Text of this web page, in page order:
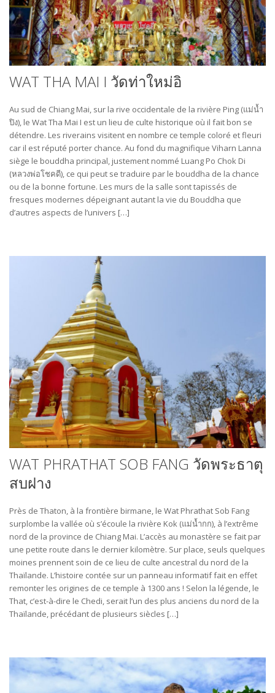
WAT THA MAI I วัดท่าใหม่อิ
Au sud de Chiang Mai, sur la rive occidentale de la rivière Ping (แม่น้ำ
ปิง), le Wat Tha Mai I est un lieu de culte historique où il fait bon se
détendre. Les riverains visitent en nombre ce temple coloré et fleuri
car il est réputé porter chance. Au fond du magnifique Viharn Lanna
siège le bouddha principal, justement nommé Luang Po Chok Di
(หลวงพ่อ​โชคดี​), ce qui peut se traduire par le bouddha de la chance
ou de la bonne fortune. Les murs de la salle sont tapissés de
fresques modernes dépeignant autant la vie du Bouddha que
d’autres aspects de l’univers […]
WAT PHRATHAT SOB FANG วัดพระธาตุ
สบฝาง
Près de Thaton, à la frontière birmane, le Wat Phrathat Sob Fang
surplombe la vallée où s’écoule la rivière Kok (แม่น้ำกก), à l’extrême
nord de la province de Chiang Mai. L’accès au monastère se fait par
une petite route dans le dernier kilomètre. Sur place, seuls quelques
moines prennent soin de ce lieu de culte ancestral du nord de la
Thaïlande. L’histoire contée sur un panneau informatif fait en effet
remonter les origines de ce temple à 1300 ans ! Selon la légende, le
That, c’est-à-dire le Chedi, serait l’un des plus anciens du nord de la
Thaïlande, précédant de plusieurs siècles […]